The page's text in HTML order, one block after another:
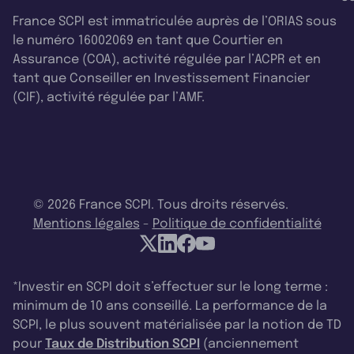
France SCPI est immatriculée auprès de l’ORIAS sous
le numéro 16002069 en tant que Courtier en
Assurance (COA), activité régulée par l’ACPR et en
tant que Conseiller en Investissement Financier
(CIF), activité régulée par l’AMF.
© 2026 France SCPI. Tous droits réservés.
Mentions légales - Politique de confidentialité
*Investir en SCPI doit s’effectuer sur le long terme :
minimum de 10 ans conseillé. La performance de la
SCPI, le plus souvent matérialisée par la notion de TD
pour Taux de Distribution SCPI (anciennement